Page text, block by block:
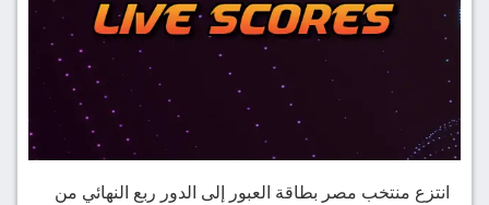
انتزع منتخب مصر بطاقة العبور إلى الدور ربع النهائي من